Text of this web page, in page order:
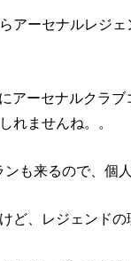
アーセナルレジ
アーセナルクラ
れませんね。。
ンも来るので、個
ど、レジェンド